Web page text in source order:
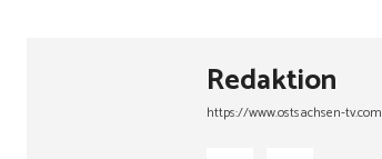
Redaktion
https://www.ostsachsen-tv.com